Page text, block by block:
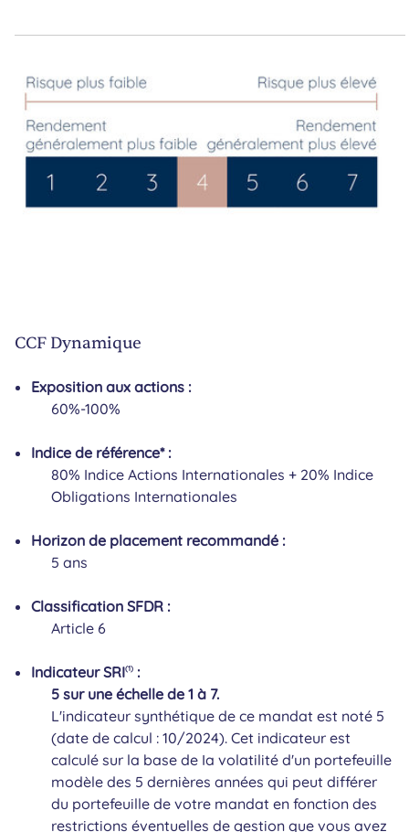
CCF Dynamique
Exposition aux actions :
60%-100%
Indice de référence* :
80% Indice Actions Internationales + 20% Indice
Obligations Internationales
Horizon de placement recommandé :
5 ans
Classification SFDR :
Article 6
Indicateur SRI(1) :
5 sur une échelle de 1 à 7.
L'indicateur synthétique de ce mandat est noté 5
(date de calcul : 10/2024). Cet indicateur est
calculé sur la base de Ia volatilité d'un portefeuille
modèle des 5 dernières années qui peut différer
du portefeuille de votre mandat en fonction des
restrictions éventuelles de gestion que vous avez